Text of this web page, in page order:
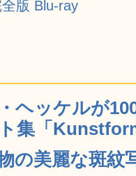
版 Blu-ray
ヘッケルが
集「
の美麗な斑紋